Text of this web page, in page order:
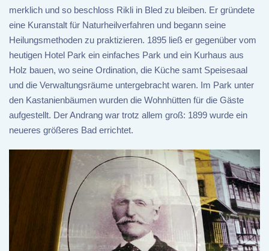
merklich und so beschloss Rikli in Bled zu bleiben. Er gründete
eine Kuranstalt für Naturheilverfahren und begann seine
Heilungsmethoden zu praktizieren. 1895 ließ er gegenüber vom
heutigen Hotel Park ein einfaches Park und ein Kurhaus aus
Holz bauen, wo seine Ordination, die Küche samt Speisesaal
und die Verwaltungsräume untergebracht waren. Im Park unter
den Kastanienbäumen wurden die Wohnhütten für die Gäste
aufgestellt. Der Andrang war trotz allem groß: 1899 wurde ein
neueres größeres Bad errichtet.